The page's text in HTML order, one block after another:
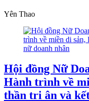
Yên Thao
Hội đồng Nữ
Hành trình về
thần tri ân và